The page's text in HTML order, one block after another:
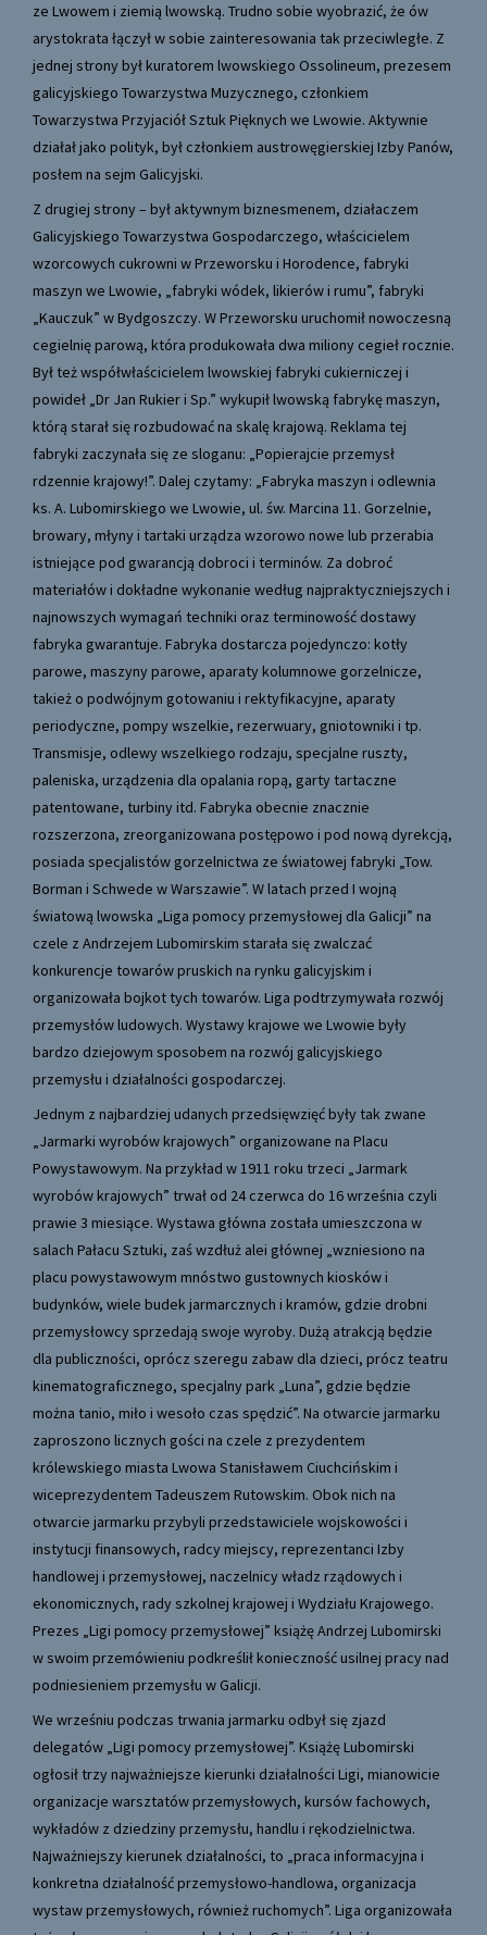
ze Lwowem i ziemią lwowską. Trudno sobie wyobrazić, że ów
arystokrata łączył w sobie zainteresowania tak przeciwległe. Z
jednej strony był kuratorem lwowskiego Ossolineum, prezesem
galicyjskiego Towarzystwa Muzycznego, członkiem
Towarzystwa Przyjaciół Sztuk Pięknych we Lwowie. Aktywnie
działał jako polityk, był członkiem austrowęgierskiej Izby Panów,
posłem na sejm Galicyjski.
Z drugiej strony – był aktywnym biznesmenem, działaczem
Galicyjskiego Towarzystwa Gospodarczego, właścicielem
wzorcowych cukrowni w Przeworsku i Horodence, fabryki
maszyn we Lwowie, „fabryki wódek, likierów i rumu”, fabryki
„Kauczuk” w Bydgoszczy. W Przeworsku uruchomił nowoczesną
cegielnię parową, która produkowała dwa miliony cegieł rocznie.
Był też współwłaścicielem lwowskiej fabryki cukierniczej i
powideł „Dr Jan Rukier i Sp.” wykupił lwowską fabrykę maszyn,
którą starał się rozbudować na skalę krajową. Reklama tej
fabryki zaczynała się ze sloganu: „Popierajcie przemysł
rdzennie krajowy!”. Dalej czytamy: „Fabryka maszyn i odlewnia
ks. A. Lubomirskiego we Lwowie, ul. św. Marcina 11. Gorzelnie,
browary, młyny i tartaki urządza wzorowo nowe lub przerabia
istniejące pod gwarancją dobroci i terminów. Za dobroć
materiałów i dokładne wykonanie według najpraktyczniejszych i
najnowszych wymagań techniki oraz terminowość dostawy
fabryka gwarantuje. Fabryka dostarcza pojedynczo: kotły
parowe, maszyny parowe, aparaty kolumnowe gorzelnicze,
takież o podwójnym gotowaniu i rektyfikacyjne, aparaty
periodyczne, pompy wszelkie, rezerwuary, gniotowniki i tp.
Transmisje, odlewy wszelkiego rodzaju, specjalne ruszty,
paleniska, urządzenia dla opalania ropą, garty tartaczne
patentowane, turbiny itd. Fabryka obecnie znacznie
rozszerzona, zreorganizowana postępowo i pod nową dyrekcją,
posiada specjalistów gorzelnictwa ze światowej fabryki „Tow.
Borman i Schwede w Warszawie”. W latach przed I wojną
światową lwowska „Liga pomocy przemysłowej dla Galicji” na
czele z Andrzejem Lubomirskim starała się zwalczać
konkurencje towarów pruskich na rynku galicyjskim i
organizowała bojkot tych towarów. Liga podtrzymywała rozwój
przemysłów ludowych. Wystawy krajowe we Lwowie były
bardzo dziejowym sposobem na rozwój galicyjskiego
przemysłu i działalności gospodarczej.
Jednym z najbardziej udanych przedsięwzięć były tak zwane
„Jarmarki wyrobów krajowych” organizowane na Placu
Powystawowym. Na przykład w 1911 roku trzeci „Jarmark
wyrobów krajowych” trwał od 24 czerwca do 16 września czyli
prawie 3 miesiące. Wystawa główna została umieszczona w
salach Pałacu Sztuki, zaś wzdłuż alei głównej „wzniesiono na
placu powystawowym mnóstwo gustownych kiosków i
budynków, wiele budek jarmarcznych i kramów, gdzie drobni
przemysłowcy sprzedają swoje wyroby. Dużą atrakcją będzie
dla publiczności, oprócz szeregu zabaw dla dzieci, prócz teatru
kinematograficznego, specjalny park „Luna”, gdzie będzie
można tanio, miło i wesoło czas spędzić”. Na otwarcie jarmarku
zaproszono licznych gości na czele z prezydentem
królewskiego miasta Lwowa Stanisławem Ciuchcińskim i
wiceprezydentem Tadeuszem Rutowskim. Obok nich na
otwarcie jarmarku przybyli przedstawiciele wojskowości i
instytucji finansowych, radcy miejscy, reprezentanci Izby
handlowej i przemysłowej, naczelnicy władz rządowych i
ekonomicznych, rady szkolnej krajowej i Wydziału Krajowego.
Prezes „Ligi pomocy przemysłowej” książę Andrzej Lubomirski
w swoim przemówieniu podkreślił konieczność usilnej pracy nad
podniesieniem przemysłu w Galicji.
We wrześniu podczas trwania jarmarku odbył się zjazd
delegatów „Ligi pomocy przemysłowej”. Książę Lubomirski
ogłosił trzy najważniejsze kierunki działalności Ligi, mianowicie
organizacje warsztatów przemysłowych, kursów fachowych,
wykładów z dziedziny przemysłu, handlu i rękodzielnictwa.
Najważniejszy kierunek działalności, to „praca informacyjna i
konkretna działalność przemysłowo-handlowa, organizacja
wystaw przemysłowych, również ruchomych”. Liga organizowała